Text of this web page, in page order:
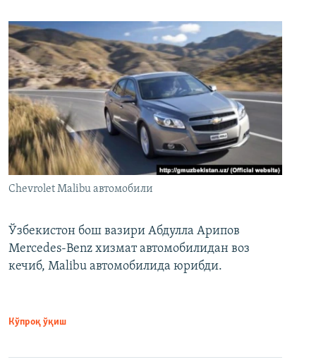
Chevrolet Malibu автомобили
Ўзбекистон бош вазири Абдулла Арипов
Mercedes-Benz хизмат автомобилидан воз
кечиб, Malibu автомобилида юрибди.
Кўпроқ ўқиш